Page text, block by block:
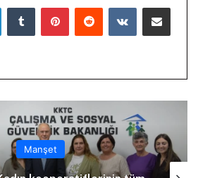
LinkedInTumblr PinterestReddit VKontakteE-Posta ile paylaş
Manşet